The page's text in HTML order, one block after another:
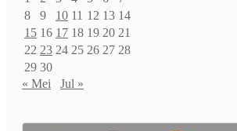
8
9 10 11 12 13 14
15 16 17 18 19 20 21
22 23 24 25 26 27 28
29 30
« Mei
Jul »